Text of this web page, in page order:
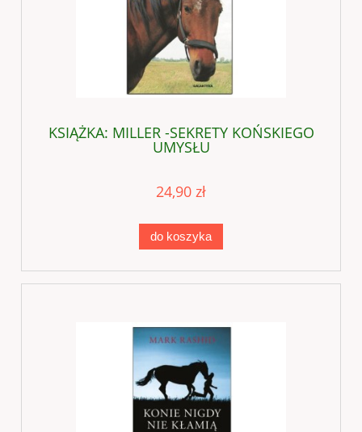
KSIĄŻKA: MILLER -SEKRETY KOŃSKIEGO
UMYSŁU
24,90 zł
do koszyka